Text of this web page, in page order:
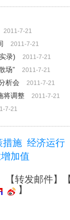
2011-7-21
2011-7-21
录) 2011-7-21
场” 2011-7-21
析会 2011-7-21
将调整 2011-7-21
7-21
措施 经济运行
加值
【转发邮件】
】